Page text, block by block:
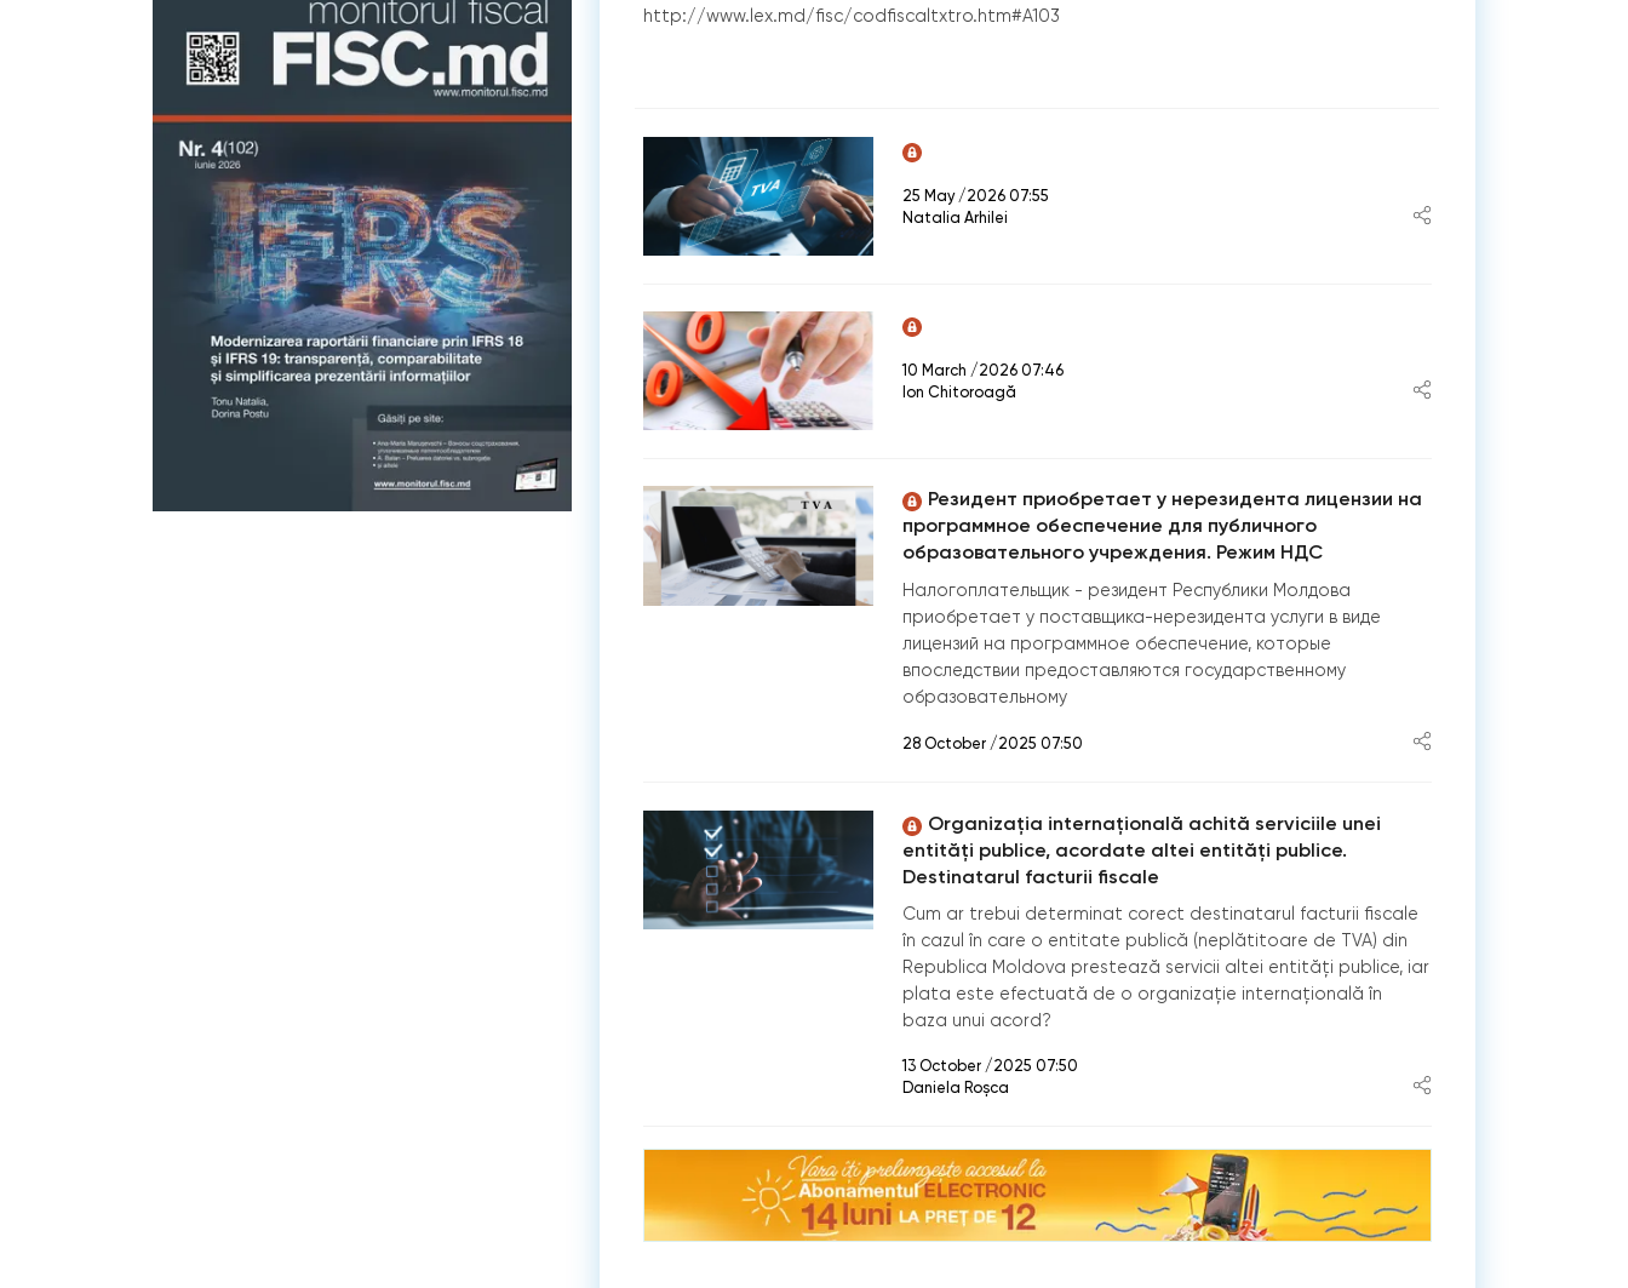
http://www.lex.md/fisc/codfiscaltxtro.htm#A103
25 May /2026 07:55
Natalia Arhilei
10 March /2026 07:46
Ion Chitoroagă
Резидент приобретает у нерезидента лицензии на
программное обеспечение для публичного
образовательного учреждения. Режим НДС
Налогоплательщик - резидент Республики Молдова
приобретает у поставщика-нерезидента услуги в виде
лицензий на программное обеспечение, которые
впоследствии предоставляются государственному
образовательному
28 October /2025 07:50
Organizația internațională achită serviciile unei
entități publice, acordate altei entități publice.
Destinatarul facturii fiscale
Cum ar trebui determinat corect destinatarul facturii fiscale
în cazul în care o entitate publică (neplătitoare de TVA) din
Republica Moldova prestează servicii altei entități publice, iar
plata este efectuată de o organizație internațională în
baza unui acord?
13 October /2025 07:50
Daniela Roșca